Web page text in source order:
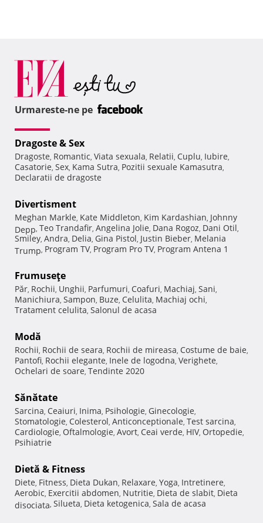
Urmareste-ne pe
Dragoste & Sex
Dragoste, Romantic, Viata sexuala, Relatii, Cuplu, Iubire,
Casatorie, Sex, Kama Sutra, Pozitii sexuale Kamasutra,
Declaratii de dragoste
Divertisment
Meghan Markle, Kate Middleton, Kim Kardashian, Johnny
Depp, Teo Trandafir, Angelina Jolie, Dana Rogoz, Dani Otil,
Smiley, Andra, Delia, Gina Pistol, Justin Bieber, Melania
Trump, Program TV, Program Pro TV, Program Antena 1
Frumuseţe
Păr, Rochii, Unghii, Parfumuri, Coafuri, Machiaj, Sani,
Manichiura, Sampon, Buze, Celulita, Machiaj ochi,
Tratament celulita, Salonul de acasa
Modă
Rochii, Rochii de seara, Rochii de mireasa, Costume de baie,
Pantofi, Rochii elegante, Inele de logodna, Verighete,
Ochelari de soare, Tendinte 2020
Sănătate
Sarcina, Ceaiuri, Inima, Psihologie, Ginecologie,
Stomatologie, Colesterol, Anticonceptionale, Test sarcina,
Cardiologie, Oftalmologie, Avort, Ceai verde, HIV, Ortopedie,
Psihiatrie
Dietă & Fitness
Diete, Fitness, Dieta Dukan, Relaxare, Yoga, Intretinere,
Aerobic, Exercitii abdomen, Nutritie, Dieta de slabit, Dieta
disociata, Silueta, Dieta ketogenica, Sala de acasa